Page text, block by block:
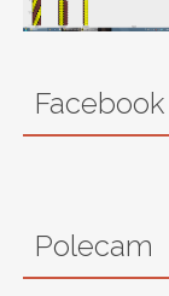
Facebook
Polecam